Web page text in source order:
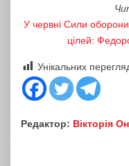
У червні Сили
цілей:
Унікальних
Редактор: Вікторія